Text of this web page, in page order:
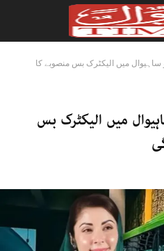
ستمبر کو ساہیوال میں الیکٹرک بس منصوبے کا
کو ساہیوال میں الیکٹرک بس